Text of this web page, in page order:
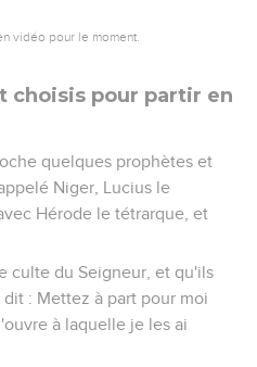
vidéo pour le moment.
choisis pour partir en
quelques prophètes et
Niger, Lucius le
Hérode le tétrarque, et
culte du Seigneur, et qu'ils
: Mettez à part pour moi
à laquelle je les ai